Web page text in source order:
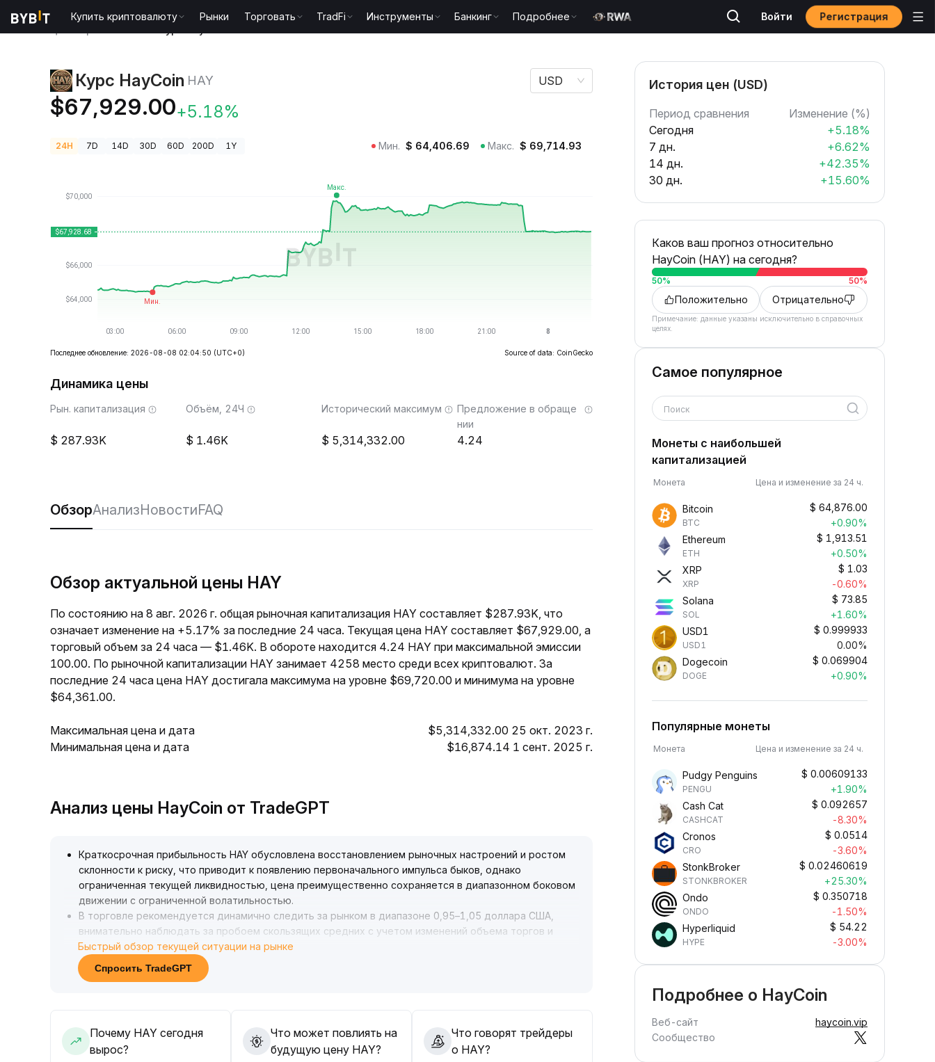
Купить криптовалюту Рынки Торговать TradFi Инструменты Банкинг Подробнее Войти Регистрация
Курс HayCoin HAY
$67,929.00+5.18%
USD
24H 7D 14D 30D 60D 200D 1Y Мин. $ 64,406.69 Макс. $ 69,714.93
Последнее обновление: 2026-08-08 02:04:50 (UTC+0) Source of data: CoinGecko
Динамика цены
Рын. капитализация
287.93K
Объём, 24Ч
1.46K
Исторический максимум
5,314,332.00
Предложение в обраще
нии
4.24
ОбзорАнализНовостиFAQ
Обзор актуальной цены HAY
По состоянию на 8 авг. 2026 г. общая рыночная капитализация HAY составляет $287.93K, что
означает изменение на +5.17% за последние 24 часа. Текущая цена HAY составляет $67,929.00, а
торговый объем за 24 часа — $1.46K. В обороте находится 4.24 HAY при максимальной эмиссии
100.00. По рыночной капитализации HAY занимает 4258 место среди всех криптовалют. За
последние 24 часа цена HAY достигала максимума на уровне $69,720.00 и минимума на уровне
$64,361.00.
Максимальная цена и дата
$5,314,332.00 25 окт. 2023 г.
Минимальная цена и дата
$16,874.14 1 сент. 2025 г.
Анализ цены HayCoin от TradeGPT
Краткосрочная прибыльность HAY обусловлена восстановлением рыночных настроений и ростом
склонности к риску, что приводит к появлению первоначального импульса быков, однако
ограниченная текущей ликвидностью, цена преимущественно сохраняется в диапазонном боковом
движении с ограниченной волатильностью.
В торговле рекомендуется динамично следить за рынком в диапазоне 0,95–1,05 доллара США,
внимательно наблюдать за пробоем скользящих средних с учетом изменений объема торгов и
строго соблюдать управление позицией и стоп-лосс
Для среднесрочного и долгосрочного подхода важно учитывать синергию фундаментальных
показателей и рыночных трендов, однако необходимо также предусматривать риски коррекции
Быстрый обзор текущей ситуации на рынке
Спросить TradeGPT
Почему HAY сегодня
вырос?
Что может повлиять на
будущую цену HAY?
Что говорят трейдеры
о HAY?
История цен (USD)
Период сравнения
Изменение (%)
Сегодня
+5.18%
7 дн.
+6.62%
14 дн.
+42.35%
30 дн.
+15.60%
Каков ваш прогноз относительно
HayCoin (HAY) на сегодня?
50% 50%
Положительно Отрицательно
Примечание: данные указаны исключительно в справочных
целях.
Самое популярное
Поиск
Монеты с наибольшей
капитализацией
Монета Цена и изменение за 24 ч.
Bitcoin
BTC
$ 64,876.00
+0.90%
Ethereum
ETH
$ 1,913.51
+0.50%
XRP
XRP
$ 1.03
-0.60%
Solana
SOL
$ 73.85
+1.60%
USD1
USD1
$ 0.999933
0.00%
Dogecoin
DOGE
$ 0.069904
+0.90%
Популярные монеты
Монета Цена и изменение за 24 ч.
Pudgy Penguins
PENGU
$ 0.00609133
+1.90%
Cash Cat
CASHCAT
$ 0.092657
-8.30%
Cronos
CRO
$ 0.0514
-3.60%
StonkBroker
STONKBROKER
$ 0.02460619
+25.30%
Ondo
ONDO
$ 0.350718
-1.50%
Hyperliquid
HYPE
$ 54.22
-3.00%
Подробнее о HayCoin
Веб-сайт
haycoin.vip
Сообщество